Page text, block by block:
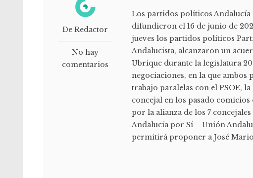
De Redactor
No hay
comentarios
Los partidos políticos
difundieron el 16 de junio de
jueves los partidos políticos
Andalucista, alcanzaron un
Ubrique durante la legislatura
negociaciones, en la que
trabajo paralelas con el PSOE,
concejal en los pasado
por la alianza de los 7
Andalucía por Sí – Unión
permitirá proponer a José